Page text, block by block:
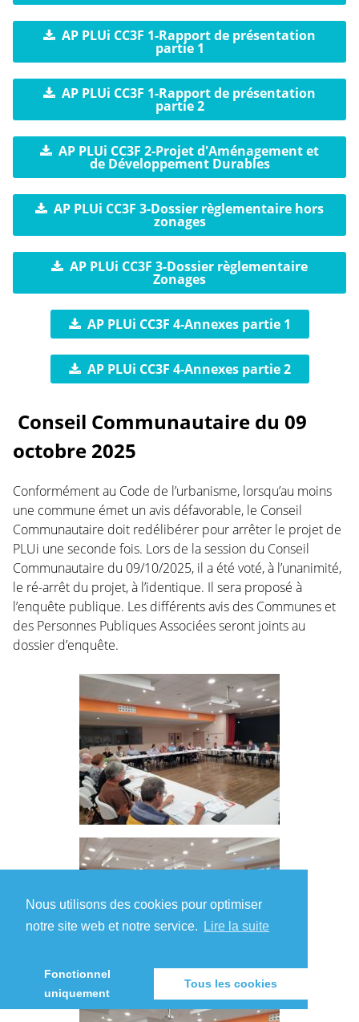
Nous utilisons des cookies pour optimiser
notre site web et notre service.
Lire la suite
Fonctionnel
uniquement
Tous les cookies
AP PLUi CC3F 1-Rapport de présentation
partie 1
AP PLUi CC3F 1-Rapport de présentation
partie 2
AP PLUi CC3F 2-Projet d'Aménagement et
de Développement Durables
AP PLUi CC3F 3-Dossier règlementaire hors
zonages
AP PLUi CC3F 3-Dossier règlementaire
Zonages
AP PLUi CC3F 4-Annexes partie 1
AP PLUi CC3F 4-Annexes partie 2
Conseil Communautaire du 09
octobre 2025
Conformément au Code de l’urbanisme, lorsqu’au moins
une commune émet un avis défavorable, le Conseil
Communautaire doit redélibérer pour arrêter le projet de
PLUi une seconde fois. Lors de la session du Conseil
Communautaire du 09/10/2025, il a été voté, à l’unanimité,
le ré-arrêt du projet, à l’identique. Il sera proposé à
l’enquête publique. Les différents avis des Communes et
des Personnes Publiques Associées seront joints au
dossier d’enquête.